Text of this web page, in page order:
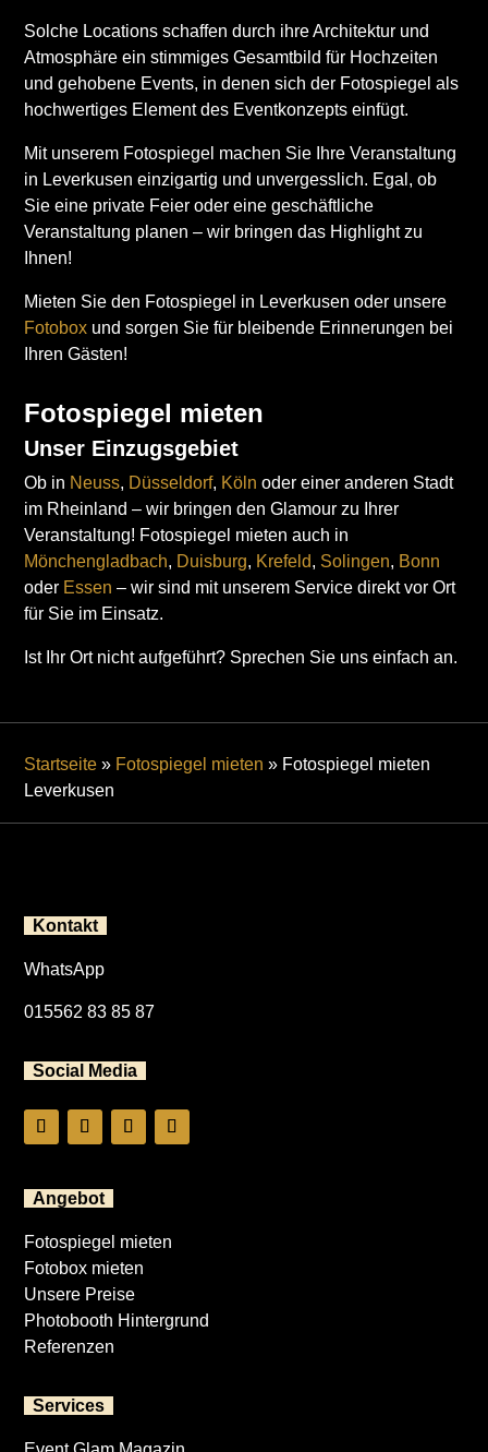
Solche Locations schaffen durch ihre Architektur und
Atmosphäre ein stimmiges Gesamtbild für Hochzeiten
und gehobene Events, in denen sich der Fotospiegel als
hochwertiges Element des Eventkonzepts einfügt.
Mit unserem Fotospiegel machen Sie Ihre Veranstaltung
in Leverkusen einzigartig und unvergesslich. Egal, ob
Sie eine private Feier oder eine geschäftliche
Veranstaltung planen – wir bringen das Highlight zu
Ihnen!
Mieten Sie den Fotospiegel in Leverkusen oder unsere
Fotobox und sorgen Sie für bleibende Erinnerungen bei
Ihren Gästen!
Fotospiegel mieten
Unser Einzugsgebiet
Ob in Neuss, Düsseldorf, Köln oder einer anderen Stadt
im Rheinland – wir bringen den Glamour zu Ihrer
Veranstaltung! Fotospiegel mieten auch in
Mönchengladbach, Duisburg, Krefeld, Solingen, Bonn
oder Essen – wir sind mit unserem Service direkt vor Ort
für Sie im Einsatz.
Ist Ihr Ort nicht aufgeführt? Sprechen Sie uns einfach an.
Startseite » Fotospiegel mieten » Fotospiegel mieten
Leverkusen
Kontakt
WhatsApp
015562 83 85 87
Social Media
Angebot
Fotospiegel mieten
Fotobox mieten
Unsere Preise
Photobooth Hintergrund
Referenzen
Services